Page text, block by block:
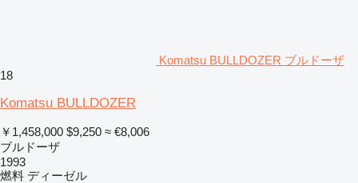
Komatsu BULLDOZER ブルドーザ
18
Komatsu BULLDOZER
￥1,458,000 $9,250 ≈ €8,006
ブルドーザ
1993
燃料 ディーゼル